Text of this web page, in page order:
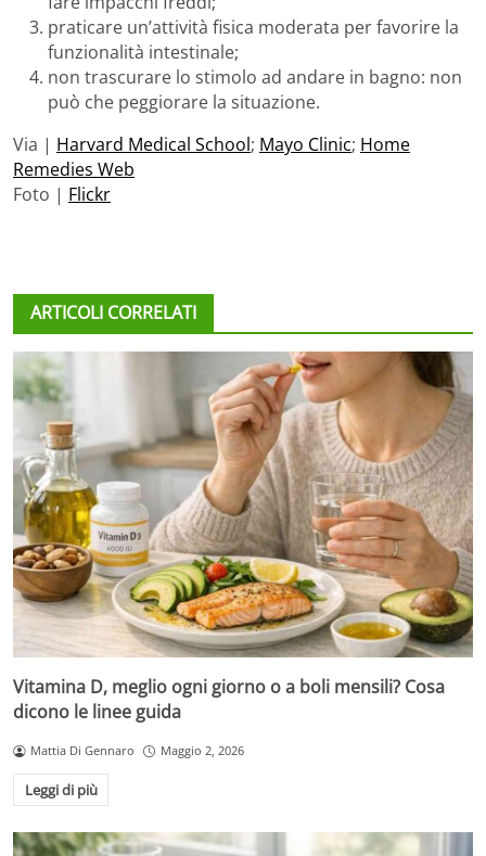
praticare un’attività fisica moderata per favorire la
funzionalità intestinale;
non trascurare lo stimolo ad andare in bagno: non
può che peggiorare la situazione.
Via | Harvard Medical School; Mayo Clinic; Home
Remedies Web
Foto | Flickr
ARTICOLI CORRELATI
Vitamina D, meglio ogni giorno o a boli mensili? Cosa
dicono le linee guida
Mattia Di Gennaro Maggio 2, 2026
Leggi di più